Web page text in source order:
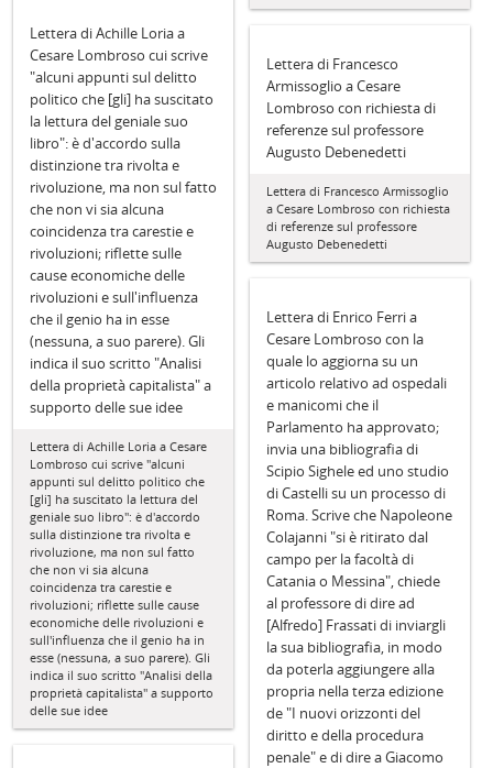
Lettera di Achille Loria a
Cesare Lombroso cui scrive
"alcuni appunti sul delitto
politico che [gli] ha suscitato
la lettura del geniale suo
libro": è d'accordo sulla
distinzione tra rivolta e
rivoluzione, ma non sul fatto
che non vi sia alcuna
coincidenza tra carestie e
rivoluzioni; riflette sulle
cause economiche delle
rivoluzioni e sull'influenza
che il genio ha in esse
(nessuna, a suo parere). Gli
indica il suo scritto "Analisi
della proprietà capitalista" a
supporto delle sue idee
Lettera di Achille Loria a Cesare
Lombroso cui scrive "alcuni
appunti sul delitto politico che
[gli] ha suscitato la lettura del
geniale suo libro": è d'accordo
sulla distinzione tra rivolta e
rivoluzione, ma non sul fatto
che non vi sia alcuna
coincidenza tra carestie e
rivoluzioni; riflette sulle cause
economiche delle rivoluzioni e
sull'influenza che il genio ha in
esse (nessuna, a suo parere). Gli
indica il suo scritto "Analisi della
proprietà capitalista" a supporto
delle sue idee
Lettera di Francesco
Armissoglio a Cesare
Lombroso con richiesta di
referenze sul professore
Augusto Debenedetti
Lettera di Francesco Armissoglio
a Cesare Lombroso con richiesta
di referenze sul professore
Augusto Debenedetti
Lettera di Enrico Ferri a
Cesare Lombroso con la
quale lo aggiorna su un
articolo relativo ad ospedali
e manicomi che il
Parlamento ha approvato;
invia una bibliografia di
Scipio Sighele ed uno studio
di Castelli su un processo di
Roma. Scrive che Napoleone
Colajanni "si è ritirato dal
campo per la facoltà di
Catania o Messina", chiede
al professore di dire ad
[Alfredo] Frassati di inviargli
la sua bibliografia, in modo
da poterla aggiungere alla
propria nella terza edizione
de "I nuovi orizzonti del
diritto e della procedura
penale" e di dire a Giacomo